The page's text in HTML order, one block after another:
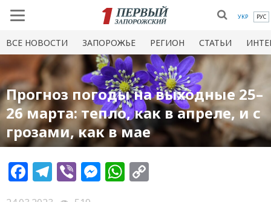
УКР РУС
ВСЕ НОВОСТИ ЗАПОРОЖЬЕ РЕГИОН СТАТЬИ
Прогноз погоды на выходные 25–
26 марта: тепло, как в апреле, и с
грозами, как в мае
Facebook
Telegram
ViberMessenger
WhatsApp